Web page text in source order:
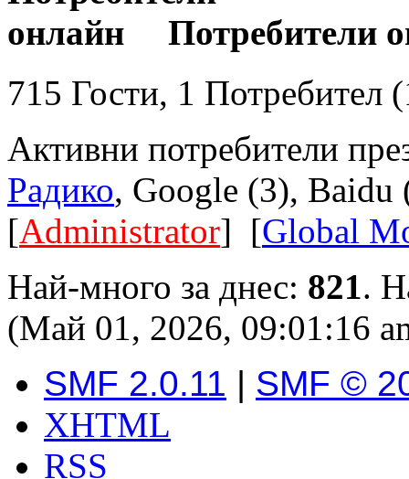
Потребители
715 Гости, 1 Потребител
Активни потребители
Радико, Google (3), Baidu
[Administrator] [Global
Най-много за днес: 821.
(Май 01, 2026, 09:01:16
SMF 2.0.11 | SMF ©
XHTML
RSS